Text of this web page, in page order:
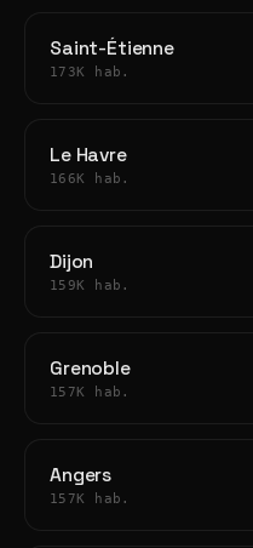
Saint-Étienne
173K hab.
Le Havre
166K hab.
Dijon
159K hab.
Grenoble
157K hab.
Angers
157K hab.